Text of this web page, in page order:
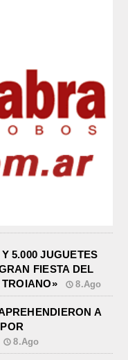
5.000 JUGUETES
FIESTA DEL
8.Ago
A
8.Ago